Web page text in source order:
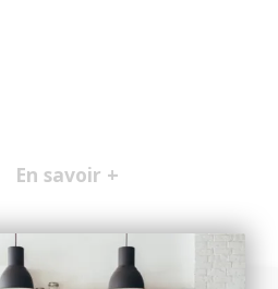
En savoir +